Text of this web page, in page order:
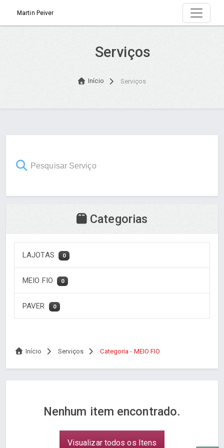
Martin Peiver
Serviços
Início Serviços
Categorias
LAJOTAS 0
MEIO FIO 0
PAVER 0
Início Serviços Categoria - MEIO FIO
Nenhum item encontrado.
Visualizar todos os Itens